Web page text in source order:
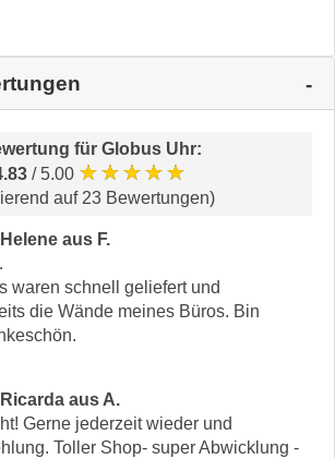
für Globus Uhr:
/ 5.00 ★★★★★
auf 23 Bewertungen)
Helene aus F.
waren schnell geliefert und
die Wände meines Büros. Bin
Ricarda aus A.
Gerne jederzeit wieder und
Toller Shop- super Abwicklung -